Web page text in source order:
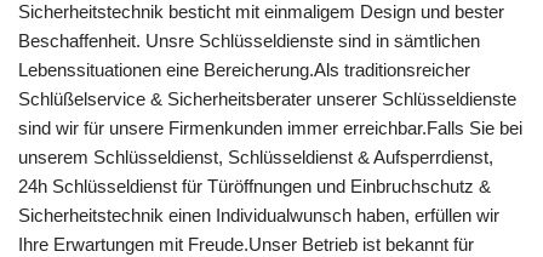
Sicherheitstechnik besticht mit einmaligem Design und bester
Beschaffenheit. Unsre Schlüsseldienste sind in sämtlichen
Lebenssituationen eine Bereicherung.Als traditionsreicher
Schlüßelservice & Sicherheitsberater unserer Schlüsseldienste
sind wir für unsere Firmenkunden immer erreichbar.Falls Sie bei
unserem Schlüsseldienst, Schlüsseldienst & Aufsperrdienst,
24h Schlüsseldienst für Türöffnungen und Einbruchschutz &
Sicherheitstechnik einen Individualwunsch haben, erfüllen wir
Ihre Erwartungen mit Freude.Unser Betrieb ist bekannt für